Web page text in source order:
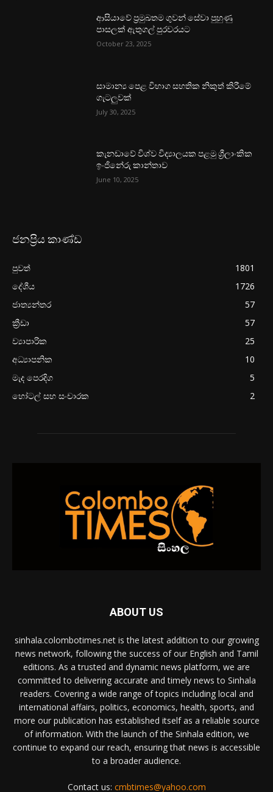
ආසියාවේ ප්‍රමුඛතම ගුවන් සේවා පුහුණු
පාසලක් ඇතුගල් පුරවරයට
October 23, 2025
සාමාන්‍ය පෙළ විභාග සහතික නිකුත් කිරීමේ
ගැටලුවක්
July 30, 2025
කැනඩාවේ විශ්ව විද්‍යාලයක පළමු ශ්‍රීලාංකික
ඉංජිනේරු කාන්තාව
June 10, 2025
ජනප්‍රිය කාණ්ඩ
පුවත්
1801
දේශීය
1726
ජාත්‍යන්තර
57
ක්‍රීඩා
57
ව්‍යාපාරික
25
අධ්‍යාපනික
10
මැද පෙරදිග
5
හෝටල් සහ සංචාරක
2
ABOUT US
sinhala.colombotimes.net is the latest addition to our growing
news network, following the success of our English and Tamil
editions. As a trusted and dynamic news platform, we are
committed to delivering accurate and timely news to Sinhala
readers. Covering a wide range of topics including local and
international affairs, politics, economics, health, sports, and
more our publication has established itself as a reliable source
of information. With the launch of the Sinhala edition, we
continue to expand our reach, ensuring that news is accessible
to a broader audience.
Contact us: cmbtimes@yahoo.com